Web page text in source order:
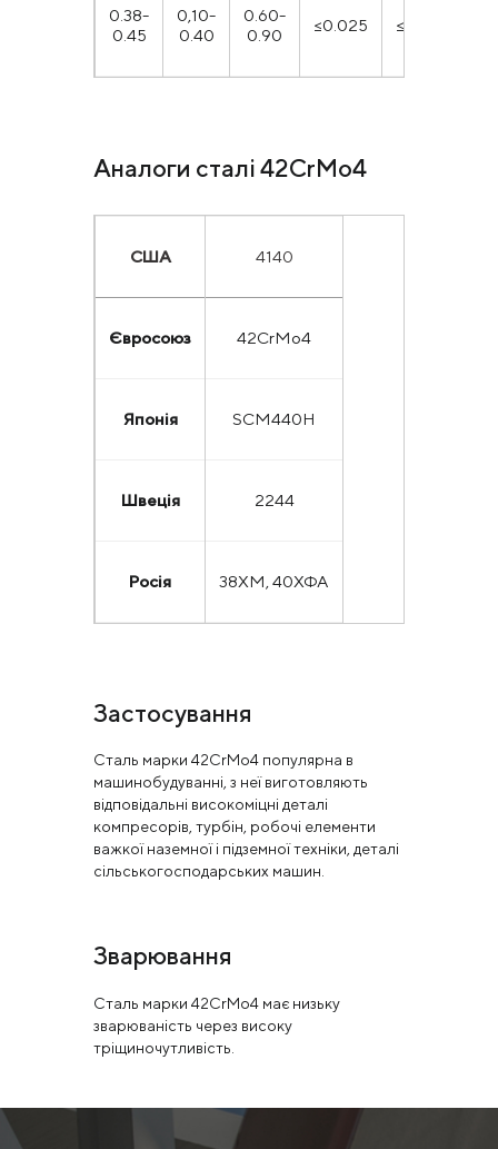
0.38-
0.45
0,10-
0.40
0.60-
0.90
≤0.025 ≤0.035
Аналоги сталі 42CrMo4
США 4140
Євросоюз 42CrMo4
Японія SCM440H
Швеція 2244
Росія 38ХМ, 40ХФА
Застосування
Сталь марки 42CrMo4 популярна в
машинобудуванні, з неї виготовляють
відповідальні високоміцні деталі
компресорів, турбін, робочі елементи
важкої наземної і підземної техніки, деталі
сільськогосподарських машин.
Зварювання
Сталь марки 42CrMo4 має низьку
зварюваність через високу
тріщиночутливість.